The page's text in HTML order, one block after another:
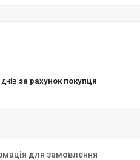
за рахунок покупця
для замовлення